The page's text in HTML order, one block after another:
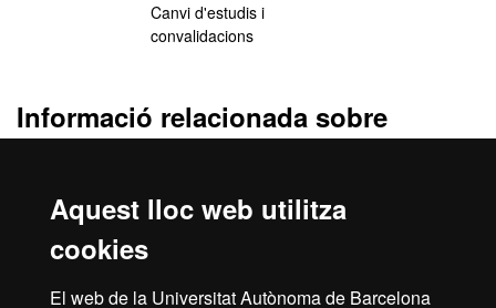
Aquest lloc web utilitza
cookies
El web de la Universitat Autònoma de Barcelona
Canvi d'estudis i
convalidacions
Informació relacionada sobre
l’accés
universitat:estudiants de batxillerat,estudiants de CFGS
, majors de 45 anys